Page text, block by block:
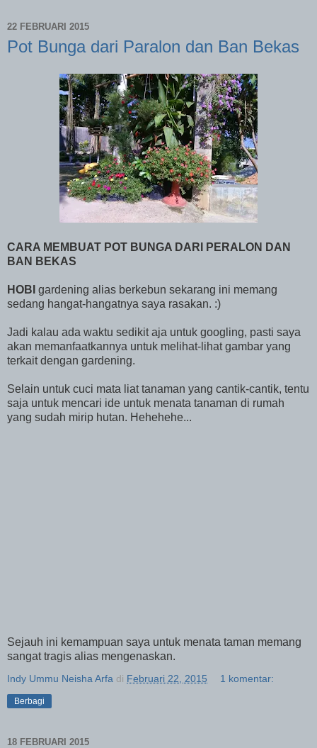
22 FEBRUARI 2015
Pot Bunga dari Paralon dan Ban Bekas
CARA MEMBUAT POT BUNGA DARI PERALON DAN
BAN BEKAS
HOBI gardening alias berkebun sekarang ini memang
sedang hangat-hangatnya saya rasakan. :)
Jadi kalau ada waktu sedikit aja untuk googling, pasti saya
akan memanfaatkannya untuk melihat-lihat gambar yang
terkait dengan gardening.
Selain untuk cuci mata liat tanaman yang cantik-cantik, tentu
saja untuk mencari ide untuk menata tanaman di rumah
yang sudah mirip hutan. Hehehehe...
Sejauh ini kemampuan saya untuk menata taman memang
sangat tragis alias mengenaskan.
Indy Ummu Neisha Arfa di Februari 22, 2015 1 komentar:
Berbagi
18 FEBRUARI 2015